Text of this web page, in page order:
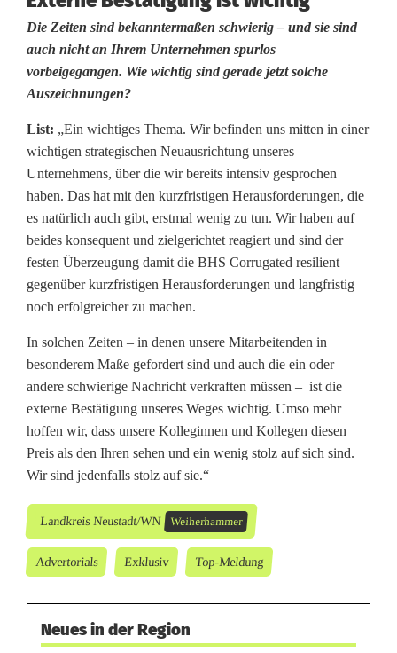
k
Die Zeiten sind bekanntermaßen schwierig – und sie sind
auch nicht an Ihrem Unternehmen spurlos
vorbeigegangen. Wie wichtig sind gerade jetzt solche
Auszeichnungen?
List: „Ein wichtiges Thema. Wir befinden uns mitten in einer
wichtigen strategischen Neuausrichtung unseres
Unternehmens, über die wir bereits intensiv gesprochen
haben. Das hat mit den kurzfristigen Herausforderungen, die
es natürlich auch gibt, erstmal wenig zu tun. Wir haben auf
beides konsequent und zielgerichtet reagiert und sind der
festen Überzeugung damit die BHS Corrugated resilient
gegenüber kurzfristigen Herausforderungen und langfristig
noch erfolgreicher zu machen.
In solchen Zeiten – in denen unsere Mitarbeitenden in
besonderem Maße gefordert sind und auch die ein oder
andere schwierige Nachricht verkraften müssen – ist die
externe Bestätigung unseres Weges wichtig. Umso mehr
hoffen wir, dass unsere Kolleginnen und Kollegen diesen
Preis als den Ihren sehen und ein wenig stolz auf sich sind.
Wir sind jedenfalls stolz auf sie.“
Landkreis Neustadt/WN Weiherhammer
Advertorials Exklusiv Top-Meldung
Neues in der Region